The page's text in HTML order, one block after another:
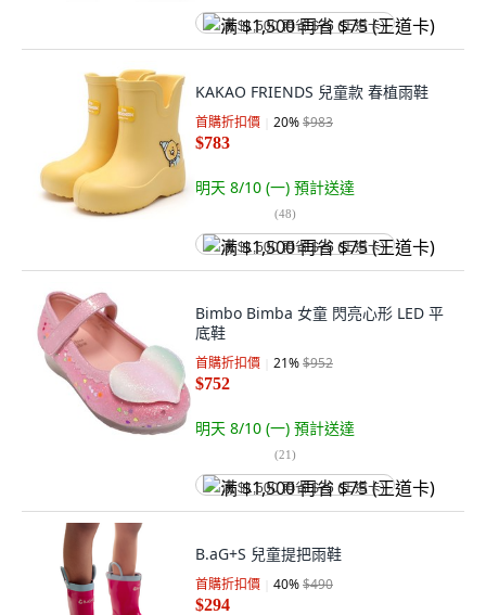
满 $1,500 再省 $75 (王道卡)
KAKAO FRIENDS 兒童款 春植雨鞋
首購折扣價 20%$983
$783
明天 8/10 (一) 預計送達
(48)
满 $1,500 再省 $75 (王道卡)
Bimbo Bimba 女童 閃亮心形 LED 平
底鞋
首購折扣價 21%$952
$752
明天 8/10 (一) 預計送達
(21)
满 $1,500 再省 $75 (王道卡)
B.aG+S 兒童提把雨鞋
首購折扣價 40%$490
$294